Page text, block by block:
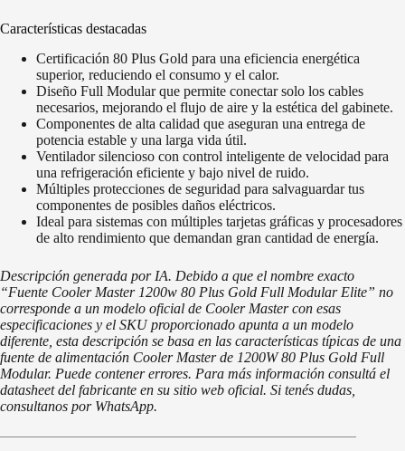
Características destacadas
Certificación 80 Plus Gold para una eficiencia energética
superior, reduciendo el consumo y el calor.
Diseño Full Modular que permite conectar solo los cables
necesarios, mejorando el flujo de aire y la estética del gabinete.
Componentes de alta calidad que aseguran una entrega de
potencia estable y una larga vida útil.
Ventilador silencioso con control inteligente de velocidad para
una refrigeración eficiente y bajo nivel de ruido.
Múltiples protecciones de seguridad para salvaguardar tus
componentes de posibles daños eléctricos.
Ideal para sistemas con múltiples tarjetas gráficas y procesadores
de alto rendimiento que demandan gran cantidad de energía.
Descripción generada por IA. Debido a que el nombre exacto
“Fuente Cooler Master 1200w 80 Plus Gold Full Modular Elite” no
corresponde a un modelo oficial de Cooler Master con esas
especificaciones y el SKU proporcionado apunta a un modelo
diferente, esta descripción se basa en las características típicas de una
fuente de alimentación Cooler Master de 1200W 80 Plus Gold Full
Modular. Puede contener errores. Para más información consultá el
datasheet del fabricante en su sitio web oficial. Si tenés dudas,
consultanos por WhatsApp.